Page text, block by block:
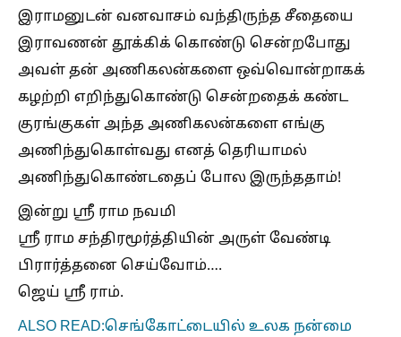
இராமனுடன் வனவாசம் வந்திருந்த சீதையை
இராவணன் தூக்கிக் கொண்டு சென்றபோது
அவள் தன் அணிகலன்களை ஒவ்வொன்றாகக்
கழற்றி எறிந்துகொண்டு சென்றதைக் கண்ட
குரங்குகள் அந்த அணிகலன்களை எங்கு
அணிந்துகொள்வது எனத் தெரியாமல்
அணிந்துகொண்டதைப் போல இருந்ததாம்!
இன்று ஸ்ரீ ராம நவமி
ஸ்ரீ ராம சந்திரமூர்த்தியின் அருள் வேண்டி
பிரார்த்தனை செய்வோம்….
ஜெய் ஸ்ரீ ராம்.
ALSO READ:செங்கோட்டையில் உலக நன்மை